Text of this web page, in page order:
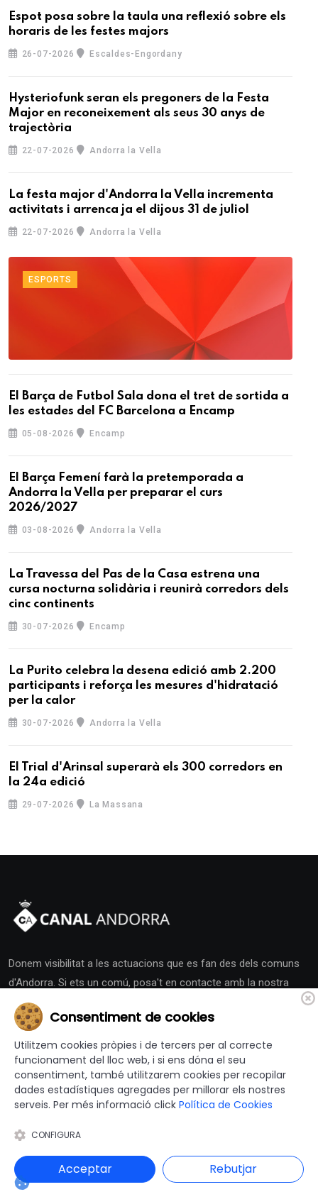
Espot posa sobre la taula una reflexió sobre els
horaris de les festes majors
26-07-2026 Escaldes-Engordany
Hysteriofunk seran els pregoners de la Festa
Major en reconeixement als seus 30 anys de
trajectòria
22-07-2026 Andorra la Vella
La festa major d'Andorra la Vella incrementa
activitats i arrenca ja el dijous 31 de juliol
22-07-2026 Andorra la Vella
ESPORTS
El Barça de Futbol Sala dona el tret de sortida a
les estades del FC Barcelona a Encamp
05-08-2026 Encamp
El Barça Femení farà la pretemporada a
Andorra la Vella per preparar el curs
2026/2027
03-08-2026 Andorra la Vella
La Travessa del Pas de la Casa estrena una
cursa nocturna solidària i reunirà corredors dels
cinc continents
30-07-2026 Encamp
La Purito celebra la desena edició amb 2.200
participants i reforça les mesures d'hidratació
per la calor
30-07-2026 Andorra la Vella
El Trial d'Arinsal superarà els 300 corredors en
la 24a edició
29-07-2026 La Massana
Donem visibilitat a les actuacions que es fan des dels comuns
d'Andorra. Si ets un comú, posa't en contacte amb la nostra
redacció i activa la teva Sala de Premsa.
Altres Canals
canalajuntament.cat
Andorra
Consentiment de cookies
Utilitzem cookies pròpies i de tercers per al correcte
funcionament del lloc web, i si ens dóna el seu
consentiment, també utilitzarem cookies per recopilar
dades estadístiques agregades per millorar els nostres
serveis. Per més informació click Política de Cookies
CONFIGURA
Acceptar Rebutjar